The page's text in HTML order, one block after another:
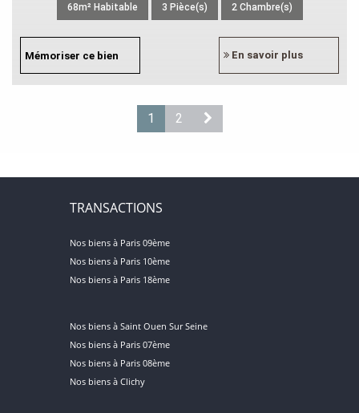
68m² Habitable 3 Pièce(s) 2 Chambre(s)
Mémoriser ce bien En savoir plus
1 2
TRANSACTIONS
Nos biens à Paris 09ème
Nos biens à Paris 10ème
Nos biens à Paris 18ème
Nos biens à Saint Ouen Sur Seine
Nos biens à Paris 07ème
Nos biens à Paris 08ème
Nos biens à Clichy